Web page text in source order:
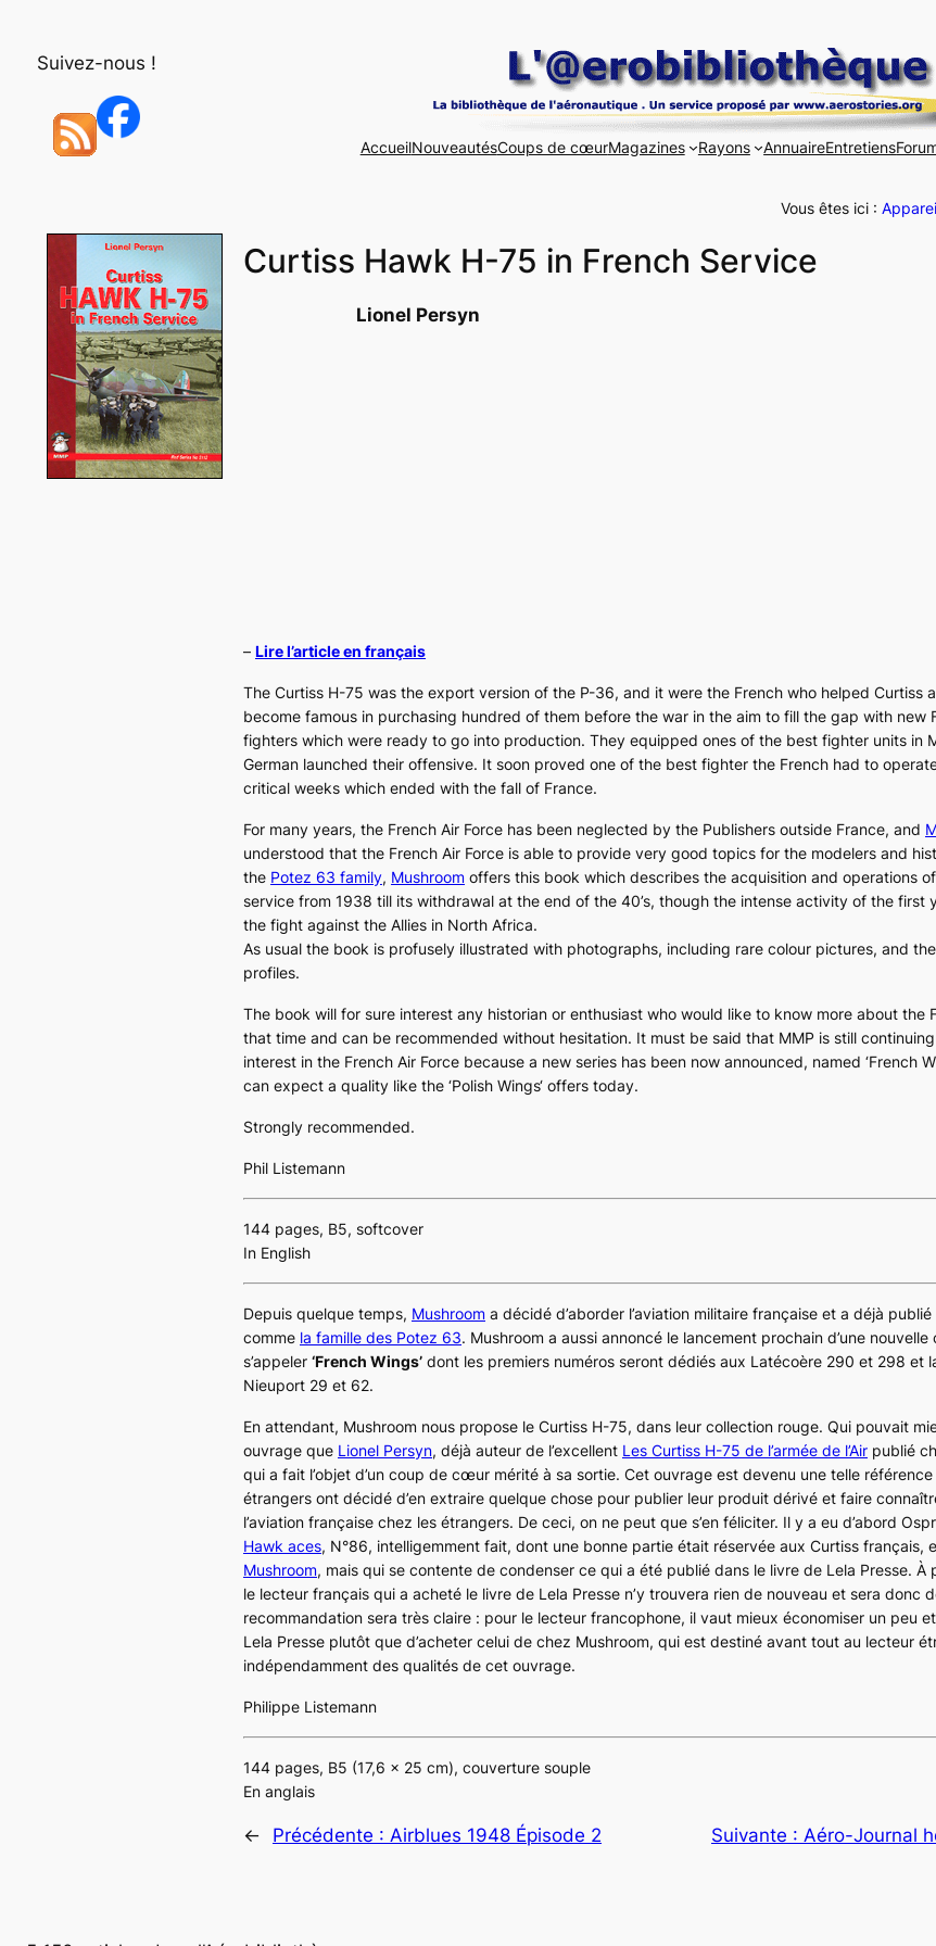
Suivez-nous !
AccueilNouveautésCoups de cœurMagazines Rayons AnnuaireEntretiens
Vous êtes ici :
Curtiss Hawk H-75 in French Service
Lionel Persyn
– Lire l’article en français
The Curtiss H-75 was the export version of the P-36, and it were the French who helped Curtiss
become famous in purchasing hundred of them before the war in the aim to fill the gap with new
fighters which were ready to go into production. They equipped ones of the best fighter units in
German launched their offensive. It soon proved one of the best fighter the French had to
critical weeks which ended with the fall of France.
For many years, the French Air Force has been neglected by the Publishers outside France, and
understood that the French Air Force is able to provide very good topics for the modelers and
the Potez 63 family, Mushroom offers this book which describes the acquisition and operations
service from 1938 till its withdrawal at the end of the 40’s, though the intense activity of the first
the fight against the Allies in North Africa.
As usual the book is profusely illustrated with photographs, including rare colour pictures, and
profiles.
The book will for sure interest any historian or enthusiast who would like to know more about the
that time and can be recommended without hesitation. It must be said that MMP is still
interest in the French Air Force because a new series has been now announced, named ‘French
can expect a quality like the ‘Polish Wings‘ offers today.
Strongly recommended.
Phil Listemann
144 pages, B5, softcover
In English
Depuis quelque temps, Mushroom a décidé d’aborder l’aviation militaire française et a déjà
comme la famille des Potez 63. Mushroom a aussi annoncé le lancement prochain d’une
s’appeler ‘French Wings’ dont les premiers numéros seront dédiés aux Latécoère 290 et 298 et
Nieuport 29 et 62.
En attendant, Mushroom nous propose le Curtiss H-75, dans leur collection rouge. Qui pouvait
ouvrage que Lionel Persyn, déjà auteur de l’excellent Les Curtiss H-75 de l’armée de l’Air publié
qui a fait l’objet d’un coup de cœur mérité à sa sortie. Cet ouvrage est devenu une telle
étrangers ont décidé d’en extraire quelque chose pour publier leur produit dérivé et faire
l’aviation française chez les étrangers. De ceci, on ne peut que s’en féliciter. Il y a eu d’abord
Hawk aces, N°86, intelligemment fait, dont une bonne partie était réservée aux Curtiss français,
Mushroom, mais qui se contente de condenser ce qui a été publié dans le livre de Lela Presse. À
le lecteur français qui a acheté le livre de Lela Presse n’y trouvera rien de nouveau et sera donc
recommandation sera très claire : pour le lecteur francophone, il vaut mieux économiser un peu
Lela Presse plutôt que d’acheter celui de chez Mushroom, qui est destiné avant tout au lecteur
indépendamment des qualités de cet ouvrage.
Philippe Listemann
144 pages, B5 (17,6 x 25 cm), couverture souple
En anglais
← Précédente : Airblues 1948 Épisode 2 Suivante : Aéro-Journal